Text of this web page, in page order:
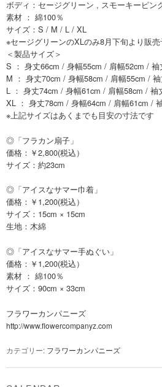
ボディ：セージグリーン , スモーキーピン
素材 ： 綿100％
サイズ：S / M / L / XL
※セージグリーンのXLのみ8月下旬より販売
＜製品サイズ＞
S ： 身丈66cm / 身幅55cm / 肩幅52cm / 袖
M ： 身丈70cm / 身幅58cm / 肩幅55cm /
L ： 身丈74cm / 身幅61cm / 肩幅58cm / 袖
XL ： 身丈78cm / 身幅64cm / 肩幅61cm /
※上記サイズはあくまでも目安の寸法です
◎「フラカン扇子」
価格：￥2,800(税込）
サイズ：約23cm
◎「アイスなサマー巾着」
価格：￥1,200(税込）
サイズ：15cm × 15cm
生地：木綿
◎「アイスなサマー手ぬぐい」
価格：￥1,200(税込）
素材 ： 綿100％
サイズ：90cm × 33cm
フラワーカンパニーズ
http://www.flowercompanyz.com
カテゴリー: フラワーカンパニーズ